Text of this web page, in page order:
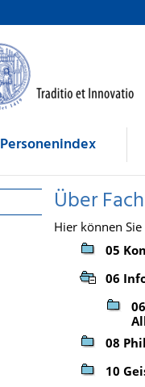
Personenindex
Über
Hier können
05
06
08
10